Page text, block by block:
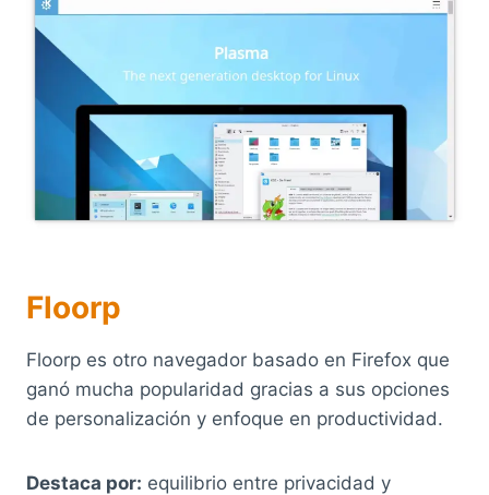
Floorp
Floorp es otro navegador basado en Firefox que
ganó mucha popularidad gracias a sus opciones
de personalización y enfoque en productividad.
Destaca por: equilibrio entre privacidad y